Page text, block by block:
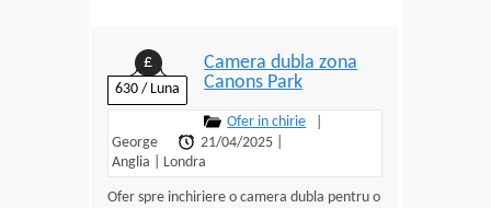
£
630 / Luna
Camera dubla zona
Canons Park
Ofer in chirie
George
21/04/2025
Anglia
Londra
Ofer spre inchiriere o camera dubla pentru o